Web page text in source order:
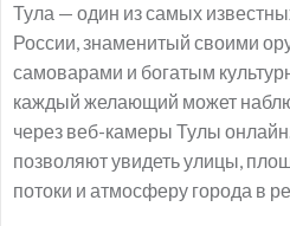
Тула — один из самых
России, знаменитый своими
самоварами и богатым
каждый желающий может
через веб-камеры Тулы
позволяют увидеть улицы,
потоки и атмосферу города в